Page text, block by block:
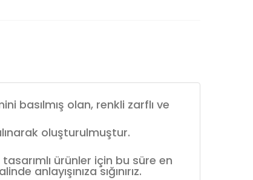
basılmış olan, renkli zarflı ve
oluşturulmuştur.
ürünler için bu süre en
anlayışınıza sığınırız.